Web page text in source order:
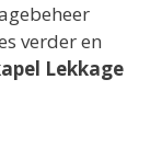
verder en
Lekkage